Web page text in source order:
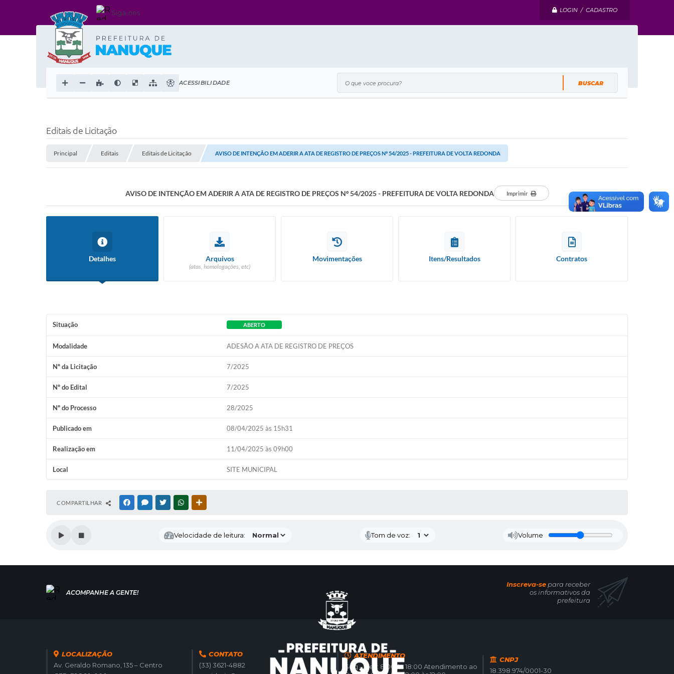
LOGIN / CADASTRO
Siga-nos
ACESSIBILIDADE O que voce procura?
Editais de Licitação
Principal Editais Editais de Licitação AVISO DE INTENÇÃO EM ADERIR A ATA DE REGISTRO DE PREÇOS Nº 54/2025 - PREFEITURA DE VOLTA REDONDA
AVISO DE INTENÇÃO EM ADERIR A ATA DE REGISTRO DE PREÇOS Nº 54/2025 - PREFEITURA DE VOLTA REDONDA Imprimir
Detalhes Arquivos
(atas, homologações, etc)
Movimentações Itens/Resultados Contratos
Situação ABERTO
Modalidade ADESÃO A ATA DE REGISTRO DE PREÇOS
Nº da Licitação 7/2025
Nº do Edital 7/2025
Nº do Processo 28/2025
Publicado em 08/04/2025 às 15h31
Realização em 11/04/2025 às 09h00
Local SITE MUNICIPAL
COMPARTILHAR FACEBOOKMESSENGER
TWITTERWHATSAPP
Velocidade de leitura: Tom de voz: Volume
Inscreva-se para receber
os informativos da
prefeitura
LOCALIZAÇÃO
Av. Geraldo Romano, 135 – Centro
CONTATO
(33) 3621-4882
ATENDIMENTO
Seg – Sex: 8:00 às 18:00 Atendimento ao
CNPJ
18.398.974/0001-30